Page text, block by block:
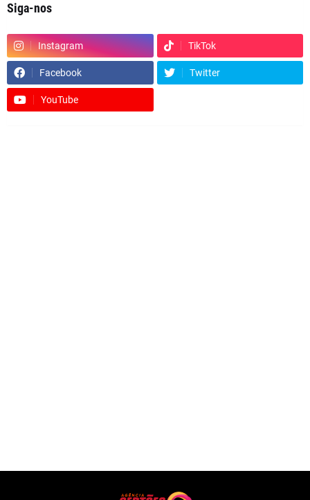
Siga-nos
Instagram TikTok
Facebook Twitter
YouTube